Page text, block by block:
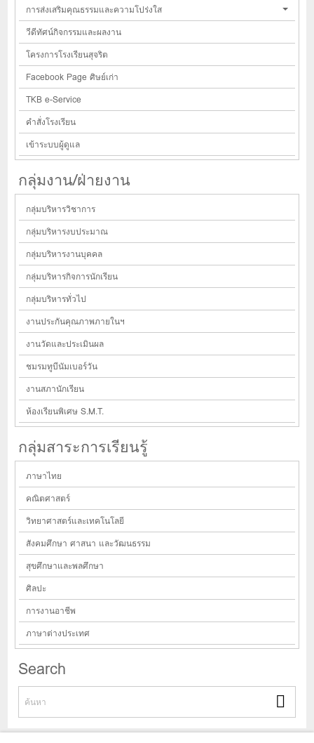
การส่งเสริมคุณธรรมและความโปร่งใส
วีดีทัศน์กิจกรรมและผลงาน
โครงการโรงเรียนสุจริต
Facebook Page ศิษย์เก่า
TKB e-Service
คำสั่งโรงเรียน
เข้าระบบผู้ดูแล
กลุ่มงาน/ฝ่ายงาน
กลุ่มบริหารวิชาการ
กลุ่มบริหารงบประมาณ
กลุ่มบริหารงานบุคคล
กลุ่มบริหารกิจการนักเรียน
กลุ่มบริหารทั่วไป
งานประกันคุณภาพภายในฯ
งานวัดและประเมินผล
ชมรมทูบีนัมเบอร์วัน
งานสภานักเรียน
ห้องเรียนพิเศษ S.M.T.
กลุ่มสาระการเรียนรู้
ภาษาไทย
คณิตศาสตร์
วิทยาศาสตร์และเทคโนโลยี
สังคมศึกษา ศาสนา และวัฒนธรรม
สุขศึกษาและพลศึกษา
ศิลปะ
การงานอาชีพ
ภาษาต่างประเทศ
Search